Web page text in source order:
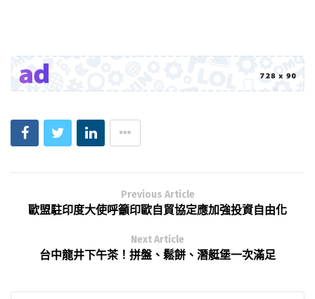
Previous Article
歐盟駐印度大使呼籲印歐自貿協定應加強投資自由化
Next Article
台中龍井下午茶！拼盤、鬆餅、潛艇堡一次滿足